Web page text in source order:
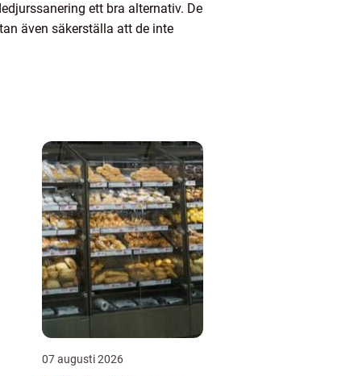
ett bra alternativ. De
även säkerställa att de inte
07 augusti 2026